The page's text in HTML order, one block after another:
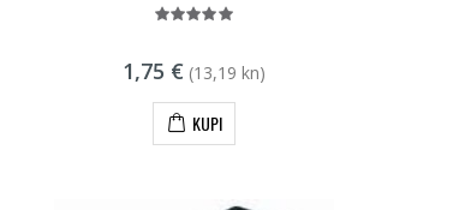
1,75 €(13,19 kn)
KUPI